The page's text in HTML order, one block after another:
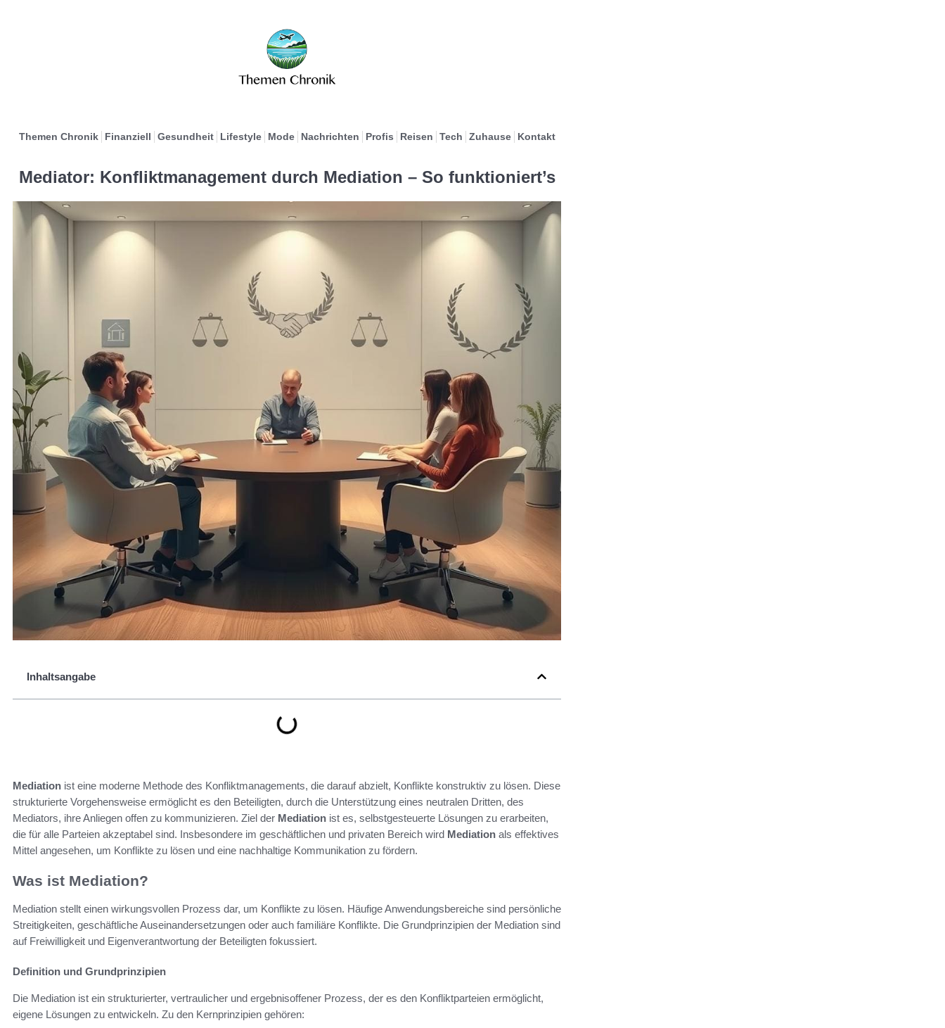
Themen Chronik Finanziell Gesundheit Lifestyle Mode Nachrichten Profis Reisen Tech Zuhause Kontakt
Mediator: Konfliktmanagement durch Mediation – So funktioniert’s
Inhaltsangabe
Mediation ist eine moderne Methode des Konfliktmanagements, die darauf abzielt, Konflikte konstruktiv zu lösen. Diese
strukturierte Vorgehensweise ermöglicht es den Beteiligten, durch die Unterstützung eines neutralen Dritten, des
Mediators, ihre Anliegen offen zu kommunizieren. Ziel der Mediation ist es, selbstgesteuerte Lösungen zu erarbeiten,
die für alle Parteien akzeptabel sind. Insbesondere im geschäftlichen und privaten Bereich wird Mediation als effektives
Mittel angesehen, um Konflikte zu lösen und eine nachhaltige Kommunikation zu fördern.
Was ist Mediation?
Mediation stellt einen wirkungsvollen Prozess dar, um Konflikte zu lösen. Häufige Anwendungsbereiche sind persönliche
Streitigkeiten, geschäftliche Auseinandersetzungen oder auch familiäre Konflikte. Die Grundprinzipien der Mediation sind
auf Freiwilligkeit und Eigenverantwortung der Beteiligten fokussiert.
Definition und Grundprinzipien
Die Mediation ist ein strukturierter, vertraulicher und ergebnisoffener Prozess, der es den Konfliktparteien ermöglicht,
eigene Lösungen zu entwickeln. Zu den Kernprinzipien gehören: